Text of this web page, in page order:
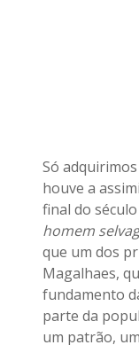
Só
houve a
final do
homem
que um dos
Magalhaes,
fundamento
parte da
um patrão,